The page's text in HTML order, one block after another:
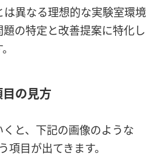
異なる理想的な実験室環境
の特定と改善提案に特化し
の見方
と、下記の画像のような
項目が出てきます。